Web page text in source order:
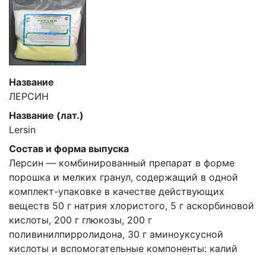
Название
ЛЕРСИН
Название (лат.)
Lersin
Состав и форма выпуска
Лерсин — комбинированный препарат в форме
порошка и мелких гранул, содержащий в одной
комплект-упаковке в качестве действующих
веществ 50 г натрия хлористого, 5 г аскорбиновой
кислоты, 200 г глюкозы, 200 г
поливинилпирролидона, 30 г аминоуксусной
кислоты и вспомогательные компоненты: калий